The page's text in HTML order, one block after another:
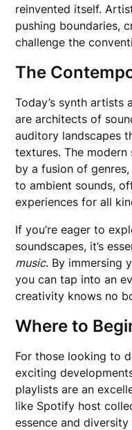
reinvented itself.
pushing boundaries,
challenge the
The
Today’s synth
are architects of
auditory landscapes
textures. The
by a fusion of
to ambient sounds,
experiences for all
If you’re eager to
soundscapes, it’s
music. By immersing
you can tap into an
creativity knows no
Where to
For those looking to
exciting
playlists are an
like Spotify host
essence and diversity